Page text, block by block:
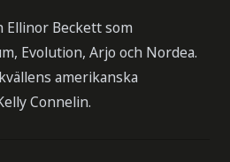
Ellinor Beckett som
Evolution, Arjo och Nordea.
amerikanska
Connelin.